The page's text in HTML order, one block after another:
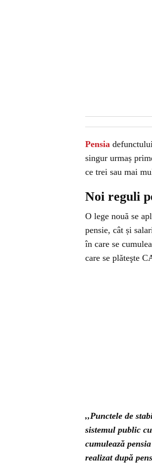
Pensia
singur urmaș
ce trei sau mai
Noi reguli
O lege nouă se
pensie, cât și
în care se
care se plăteşte
,,Punctele de
sistemul public
cumulează
realizat după